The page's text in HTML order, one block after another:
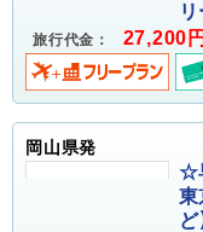
旅行代金： 27,200
岡山県発
☆
東